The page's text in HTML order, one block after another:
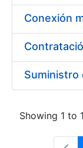
Showing 1 to